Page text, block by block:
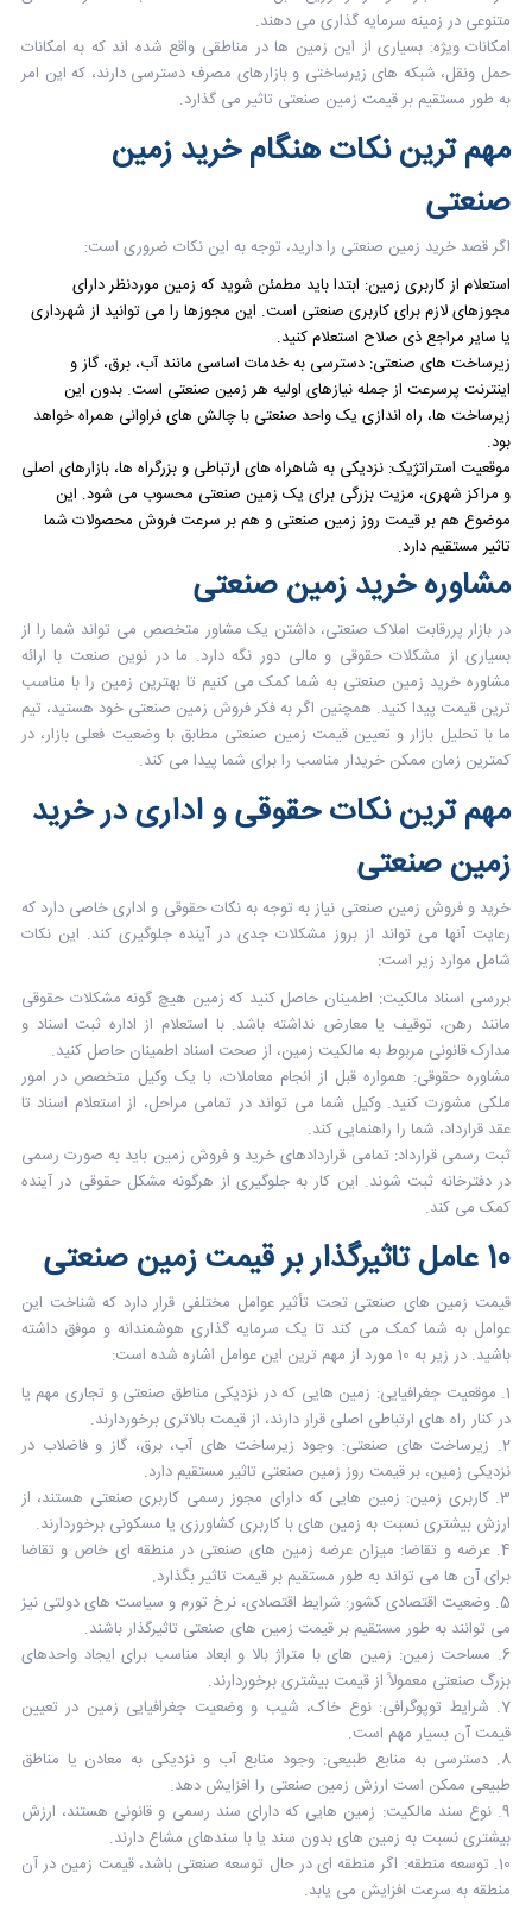
متنوعی در زمینه سرمایه گذاری می دهند.
امکانات ویژه: بسیاری از این زمین ها در مناطقی واقع شده اند که به امکانات
حمل ونقل، شبکه های زیرساختی و بازارهای مصرف دسترسی دارند، که این امر
به طور مستقیم بر قیمت زمین صنعتی تاثیر می گذارد.
مهم ترین نکات هنگام خرید زمین
صنعتی
اگر قصد خرید زمین صنعتی را دارید، توجه به این نکات ضروری است:
استعلام از کاربری زمین: ابتدا باید مطمئن شوید که زمین موردنظر دارای
مجوزهای لازم برای کاربری صنعتی است. این مجوزها را می توانید از شهرداری
یا سایر مراجع ذی صلاح استعلام کنید.
زیرساخت های صنعتی: دسترسی به خدمات اساسی مانند آب، برق، گاز و
اینترنت پرسرعت از جمله نیازهای اولیه هر زمین صنعتی است. بدون این
زیرساخت ها، راه اندازی یک واحد صنعتی با چالش های فراوانی همراه خواهد
بود.
موقعیت استراتژیک: نزدیکی به شاهراه های ارتباطی و بزرگراه ها، بازارهای اصلی
و مراکز شهری، مزیت بزرگی برای یک زمین صنعتی محسوب می شود. این
موضوع هم بر قیمت روز زمین صنعتی و هم بر سرعت فروش محصولات شما
تاثیر مستقیم دارد.
مشاوره خرید زمین صنعتی
در بازار پررقابت املاک صنعتی، داشتن یک مشاور متخصص می تواند شما را از
بسیاری از مشکلات حقوقی و مالی دور نگه دارد. ما در نوین صنعت با ارائه
مشاوره خرید زمین صنعتی به شما کمک می کنیم تا بهترین زمین را با مناسب
ترین قیمت پیدا کنید. همچنین اگر به فکر فروش زمین صنعتی خود هستید، تیم
ما با تحلیل بازار و تعیین قیمت زمین صنعتی مطابق با وضعیت فعلی بازار، در
کمترین زمان ممکن خریدار مناسب را برای شما پیدا می کند.
مهم ترین نکات حقوقی و اداری در خرید
زمین صنعتی
خرید و فروش زمین صنعتی نیاز به توجه به نکات حقوقی و اداری خاصی دارد که
رعایت آنها می تواند از بروز مشکلات جدی در آینده جلوگیری کند. این نکات
شامل موارد زیر است:
بررسی اسناد مالکیت: اطمینان حاصل کنید که زمین هیچ گونه مشکلات حقوقی
مانند رهن، توقیف یا معارض نداشته باشد. با استعلام از اداره ثبت اسناد و
مدارک قانونی مربوط به مالکیت زمین، از صحت اسناد اطمینان حاصل کنید.
مشاوره حقوقی: همواره قبل از انجام معاملات، با یک وکیل متخصص در امور
ملکی مشورت کنید. وکیل شما می تواند در تمامی مراحل، از استعلام اسناد تا
عقد قرارداد، شما را راهنمایی کند.
ثبت رسمی قرارداد: تمامی قراردادهای خرید و فروش زمین باید به صورت رسمی
در دفترخانه ثبت شوند. این کار به جلوگیری از هرگونه مشکل حقوقی در آینده
کمک می کند.
10 عامل تاثیرگذار بر قیمت زمین صنعتی
قیمت زمین های صنعتی تحت تأثیر عوامل مختلفی قرار دارد که شناخت این
عوامل به شما کمک می کند تا یک سرمایه گذاری هوشمندانه و موفق داشته
باشید. در زیر به 10 مورد از مهم ترین این عوامل اشاره شده است:
1. موقعیت جغرافیایی: زمین هایی که در نزدیکی مناطق صنعتی و تجاری مهم یا
در کنار راه های ارتباطی اصلی قرار دارند، از قیمت بالاتری برخوردارند.
2. زیرساخت های صنعتی: وجود زیرساخت های آب، برق، گاز و فاضلاب در
نزدیکی زمین، بر قیمت روز زمین صنعتی تاثیر مستقیم دارد.
3. کاربری زمین: زمین هایی که دارای مجوز رسمی کاربری صنعتی هستند، از
ارزش بیشتری نسبت به زمین های با کاربری کشاورزی یا مسکونی برخوردارند.
4. عرضه و تقاضا: میزان عرضه زمین های صنعتی در منطقه ای خاص و تقاضا
برای آن ها می تواند به طور مستقیم بر قیمت تاثیر بگذارد.
5. وضعیت اقتصادی کشور: شرایط اقتصادی، نرخ تورم و سیاست های دولتی نیز
می توانند به طور مستقیم بر قیمت زمین های صنعتی تاثیرگذار باشند.
6. مساحت زمین: زمین های با متراژ بالا و ابعاد مناسب برای ایجاد واحدهای
بزرگ صنعتی معمولاً از قیمت بیشتری برخوردارند.
7. شرایط توپوگرافی: نوع خاک، شیب و وضعیت جغرافیایی زمین در تعیین
قیمت آن بسیار مهم است.
8. دسترسی به منابع طبیعی: وجود منابع آب و نزدیکی به معادن یا مناطق
طبیعی ممکن است ارزش زمین صنعتی را افزایش دهد.
9. نوع سند مالکیت: زمین هایی که دارای سند رسمی و قانونی هستند، ارزش
بیشتری نسبت به زمین های بدون سند یا با سندهای مشاع دارند.
10. توسعه منطقه: اگر منطقه ای در حال توسعه صنعتی باشد، قیمت زمین در آن
منطقه به سرعت افزایش می یابد.